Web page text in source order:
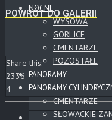
NOCNE
WYSOWA
GORLICE
CMENTARZE
POZOSTAŁE
PANORAMY
PANORAMY
CMENTARZE
SŁOWACKIE
POWRÓT DO GALERII
Share this:
2336
4